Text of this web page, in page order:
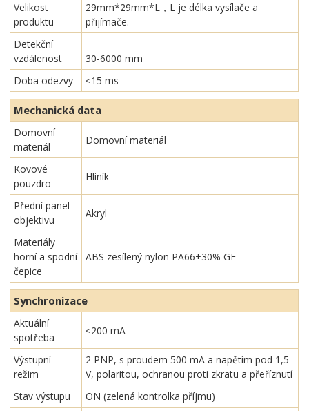
Velikost
produktu
29mm*29mm*L，L je délka vysílače a
přijímače.
Detekční
vzdálenost
30-6000 mm
Doba odezvy
≤15 ms
Mechanická data
Domovní
materiál
Domovní materiál
Kovové
pouzdro
Hliník
Přední panel
objektivu
Akryl
Materiály
horní a spodní
čepice
ABS zesílený nylon PA66+30% GF
Synchronizace
Aktuální
spotřeba
≤200 mA
Výstupní
režim
2 PNP, s proudem 500 mA a napětím pod 1,5
V, polaritou, ochranou proti zkratu a přeříznutí
Stav výstupu
ON (zelená kontrolka příjmu)